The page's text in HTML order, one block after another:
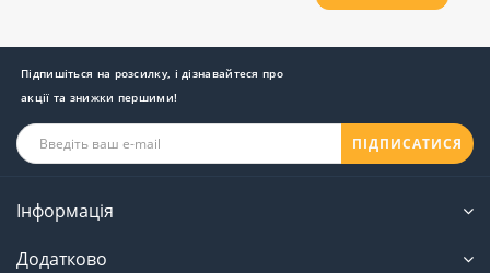
Підпишіться на розсилку, і дізнавайтеся про
акції та знижки першими!
ПІДПИСАТИСЯ
Інформація
Додатково